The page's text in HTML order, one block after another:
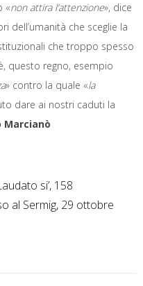
«non attira l’attenzione», dice
dell’umanità che sceglie la
che troppo spesso
questo regno, esempio
» contro la quale «la
dare ai nostri caduti la
Marcianò
si’, 158
al Sermig, 29 ottobre